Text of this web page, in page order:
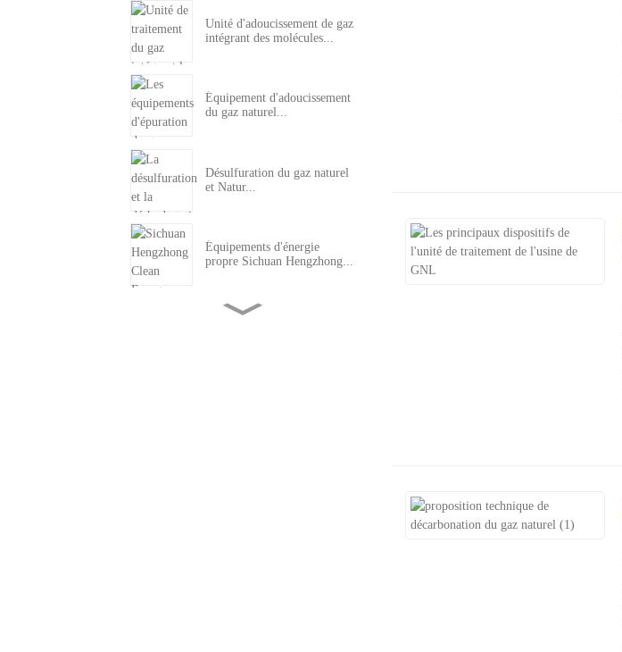
Unité d'adoucissement de gaz
intégrant des molécules...
Équipement d'adoucissement
du gaz naturel...
Désulfuration du gaz naturel
et Natur...
Équipements d'énergie
propre Sichuan Hengzhong...